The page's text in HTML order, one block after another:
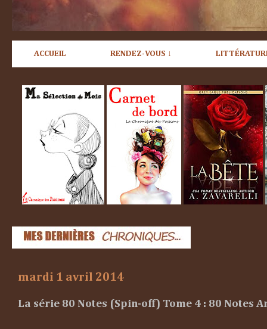
ACCUEIL RENDEZ-VOUS ↓
mardi 1 avril 2014
La série 80 Notes (Spin-off) Tome 4 : 80 Notes